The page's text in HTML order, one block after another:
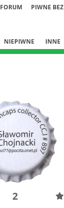
FORUM PIWNE
NIEPIWNE INNE
2